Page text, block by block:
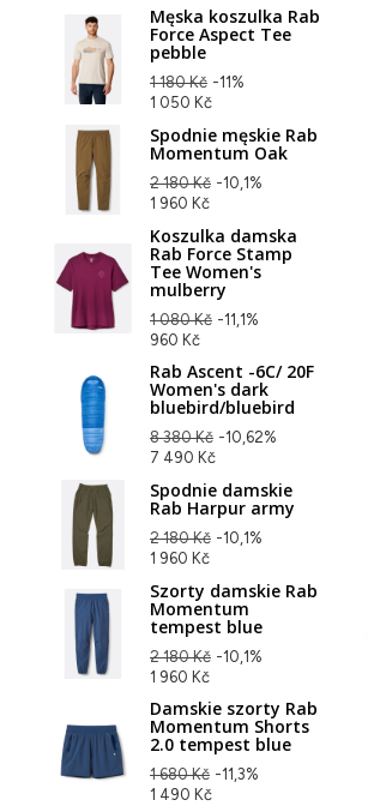
Męska koszulka Rab
Force Aspect Tee
pebble
1 180 Kč -11%
1 050 Kč
Spodnie męskie Rab
Momentum Oak
2 180 Kč -10,1%
1 960 Kč
Koszulka damska
Rab Force Stamp
Tee Women's
mulberry
1 080 Kč -11,1%
960 Kč
Rab Ascent -6C/ 20F
Women's dark
bluebird/bluebird
8 380 Kč -10,62%
7 490 Kč
Spodnie damskie
Rab Harpur army
2 180 Kč -10,1%
1 960 Kč
Szorty damskie Rab
Momentum
tempest blue
2 180 Kč -10,1%
1 960 Kč
Damskie szorty Rab
Momentum Shorts
2.0 tempest blue
1 680 Kč -11,3%
1 490 Kč